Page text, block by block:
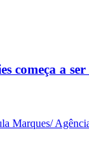
começa a